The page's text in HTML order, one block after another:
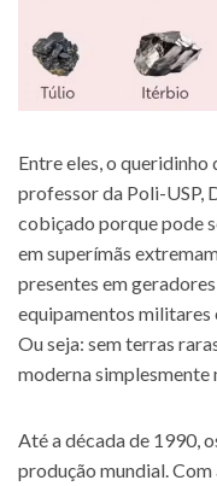
Entre eles, o queridinho
professor da Poli-USP,
cobiçado porque pode
em superímãs
presentes em
equipamentos militares
Ou seja: sem terras
moderna simplesmente
Até a década de 1990,
produção mundial. Com